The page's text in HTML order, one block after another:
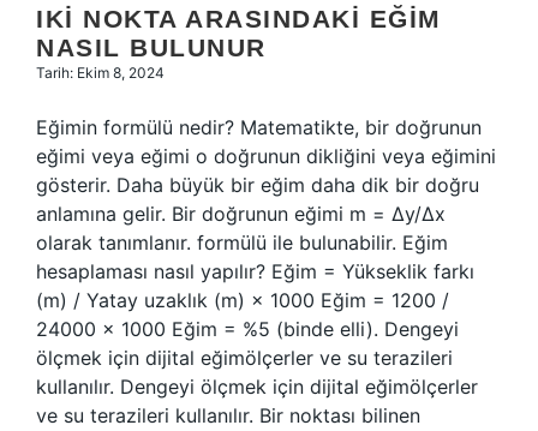
IKI NOKTA ARASINDAKI EĞIM
NASIL BULUNUR
Tarih: Ekim 8, 2024
Eğimin formülü nedir? Matematikte, bir doğrunun
eğimi veya eğimi o doğrunun dikliğini veya eğimini
gösterir. Daha büyük bir eğim daha dik bir doğru
anlamına gelir. Bir doğrunun eğimi m = Δy/Δx
olarak tanımlanır. formülü ile bulunabilir. Eğim
hesaplaması nasıl yapılır? Eğim = Yükseklik farkı
(m) / Yatay uzaklık (m) × 1000 Eğim = 1200 /
24000 × 1000 Eğim = %5 (binde elli). Dengeyi
ölçmek için dijital eğimölçerler ve su terazileri
kullanılır. Dengeyi ölçmek için dijital eğimölçerler
ve su terazileri kullanılır. Bir noktası bilinen